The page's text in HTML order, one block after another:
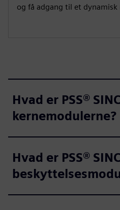
og få adgang til et
Hvad er PSS®
kernemodulerne?
Hvad er PSS®